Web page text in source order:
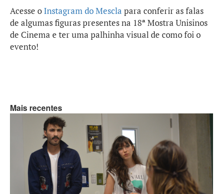
Acesse o Instagram do Mescla para conferir as falas
de algumas figuras presentes na 18ª Mostra Unisinos
de Cinema e ter uma palhinha visual de como foi o
evento!
Mais recentes